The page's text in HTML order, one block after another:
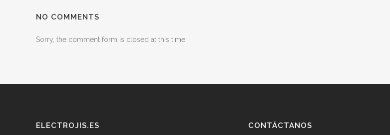
NO COMMENTS
Sorry, the comment form is closed at this time.
ELECTROJIS.ES CONTÁCTANOS